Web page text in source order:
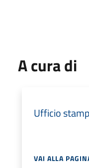
A cura di
Ufficio
VAI ALLA